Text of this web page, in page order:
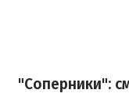
"Соперники":